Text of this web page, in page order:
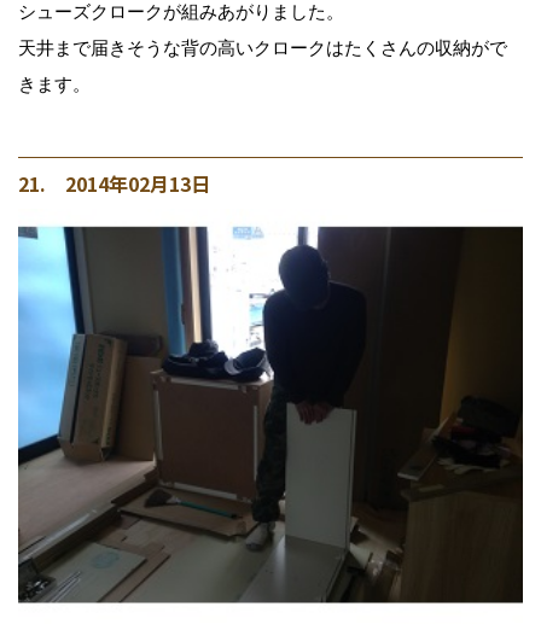
シューズクロークが組みあがりました。
天井まで届きそうな背の高いクロークはたくさんの収納がで
きます。
21. 2014年02月13日